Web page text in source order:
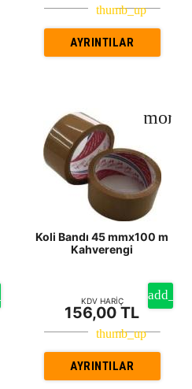
AYRINTILAR
Koli Bandı 45 mmx100 m
Kahverengi
KDV HARİÇ
156,00 TL
AYRINTILAR